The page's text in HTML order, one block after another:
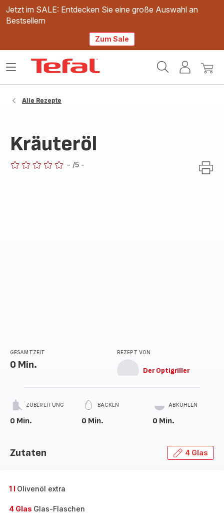
Jetzt im SALE: Entdecken Sie eine große Auswahl an
Bestsellern
Zum Sale
Mein
Mein
Das
Alle Rezepte
Kräuteröl
- /5 -
GESAMTZEIT
0 Min.
REZEPT VON
Der Optigriller
ZUBEREITUNG
0 Min.
BACKEN
0 Min.
ABKÜHLEN
0 Min.
Zutaten 4 Glas
1 l Olivenöl extra
4 Glas Glas-Flaschen